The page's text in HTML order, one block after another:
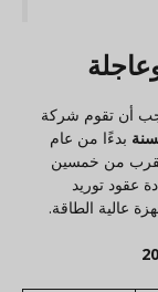
(88 شاحنًا في أوائل عام 2025)، يجب أن تقوم شركة
بدءًا من عام
عام 2030 - أي ما يقرب من خمسين
عقود توريد
عالية الطاقة.